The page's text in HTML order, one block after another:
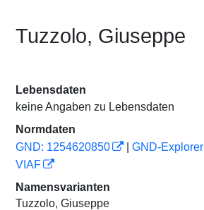
Tuzzolo, Giuseppe
Lebensdaten
keine Angaben zu Lebensdaten
Normdaten
GND: 1254620850
GND-Explorer
VIAF
Namensvarianten
Tuzzolo, Giuseppe